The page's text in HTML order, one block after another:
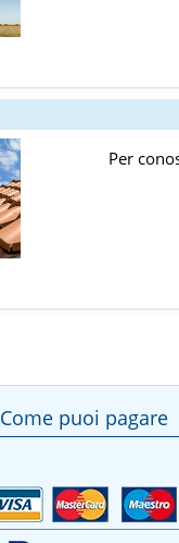
Per
Come puoi pagare